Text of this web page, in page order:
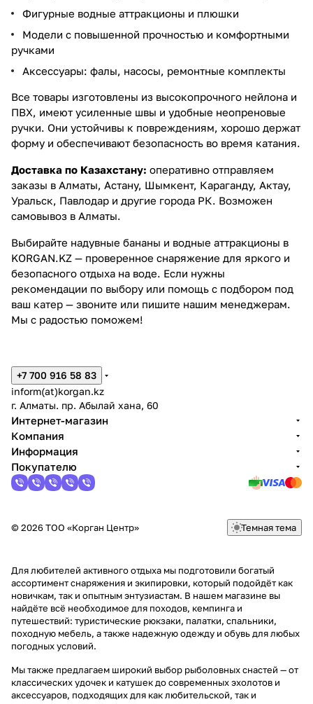
Фигурные водные аттракционы и плюшки
Модели с повышенной прочностью и комфортными
ручками
Аксессуары: фалы, насосы, ремонтные комплекты
Все товары изготовлены из высокопрочного нейлона и
ПВХ, имеют усиленные швы и удобные неопреновые
ручки. Они устойчивы к повреждениям, хорошо держат
форму и обеспечивают безопасность во время катания.
Доставка по Казахстану: оперативно отправляем
заказы в Алматы, Астану, Шымкент, Караганду, Актау,
Уральск, Павлодар и другие города РК. Возможен
самовывоз в Алматы.
Выбирайте надувные бананы и водные аттракционы в
KORGAN.KZ — проверенное снаряжение для яркого и
безопасного отдыха на воде. Если нужны
рекомендации по выбору или помощь с подбором под
ваш катер — звоните или пишите нашим менеджерам.
Мы с радостью поможем!
+7 700 916 58 83
inform(at)korgan.kz
г. Алматы. пр. Абылай хана, 60
Интернет-магазин
Компания
Информация
Покупателю
© 2026 ТОО «Корган Центр» Темная тема
Для любителей активного отдыха мы подготовили богатый
ассортимент снаряжения и экипировки, который подойдёт как
новичкам, так и опытным энтузиастам. В нашем магазине вы
найдёте всё необходимое для походов, кемпинга и
путешествий: туристические рюкзаки, палатки, спальники,
походную мебель, а также надежную одежду и обувь для любых
погодных условий.
Мы также предлагаем широкий выбор рыболовных снастей — от
классических удочек и катушек до современных эхолотов и
аксессуаров, подходящих для как любительской, так и